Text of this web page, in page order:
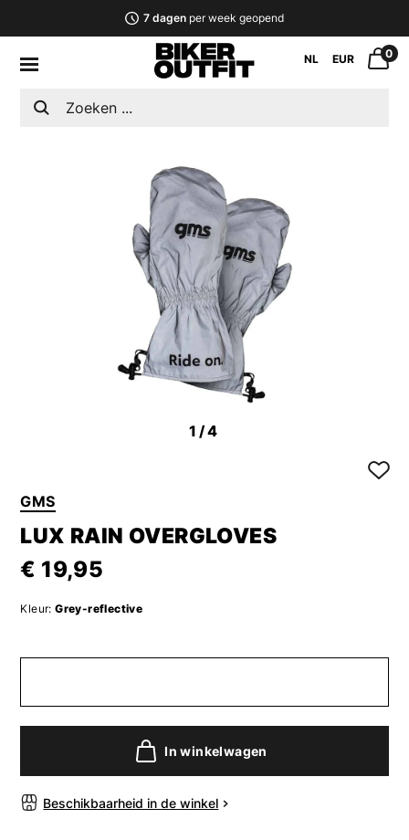
7 dagenper week geopend
NL EUR 0
1 /4
GMS
LUX RAIN OVERGLOVES
€ 19,95
Kleur: Grey-reflective
In winkelwagen
Beschikbaarheid in de winkel